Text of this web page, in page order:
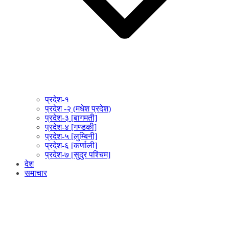
प्रदेश-१
प्रदेश -२ (मधेश प्रदेश)
प्रदेश-३ [बागमती]
प्रदेश-४ [गण्डकी]
प्रदेश-५ [लुम्बिनी]
प्रदेश-६ [कर्णाली]
प्रदेश-७ [सुदुर पश्चिम]
देश
समाचार